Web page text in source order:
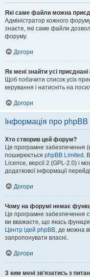
Які саме файли можна
Адміністратор кожного
знаєте, які саме файли
форуму.
Догори
Як мені знайти усі
Щоб побачити список усіх
керування і натисніть на
Догори
Інформація про phpBB
Хто створив цей форум?
Це програмне забезпечення
поширюється phpBB Limited .
Licence, версії 2 (GPL-2.0) і
додаткової інформації
Догори
Чому на форумі немає
Це програмне забезпечення
ви вважаєте, що якась
Центр ідей phpBB, де можна
запропонувати власні.
Догори
З ким мені зв'язатись з